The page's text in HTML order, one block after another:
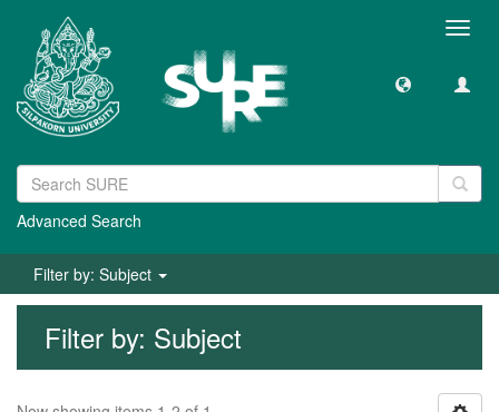
Advanced Search
Filter by: Subject
Filter by: Subject